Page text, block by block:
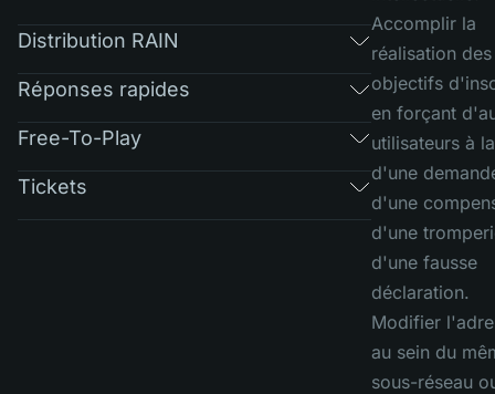
Distribution RAIN
Réponses rapides
Free-To-Play
Tickets
Accomplir la
réalisation des
objectifs
en forçant
utilisateurs à
d'une
d'une
d'une
d'une fausse
déclaration.
Modifier
au sein du
sous-réseau